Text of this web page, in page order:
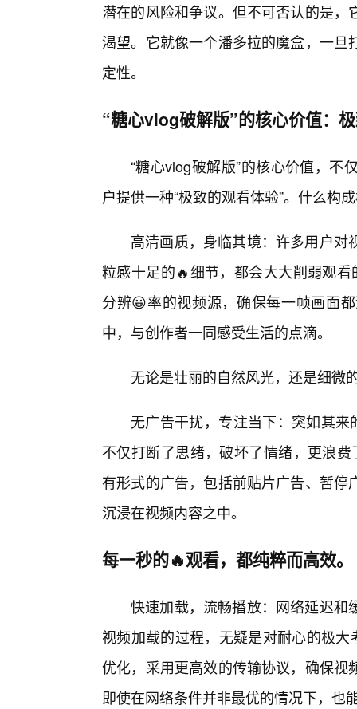
潜在的风险和争议。但不可否认的是
渴望。它就像一个潘多拉的魔盒，一
定性。
“糖心vlog破解版”的核心价值：
“糖心vlog破解版”的核心价值，不
户提供一种“极致的观看体验”。什么构
高清画质，身临其境：许多用户
粒感十足的🔥细节，都会大大削弱观
分辨😀率的视频源，确保每一帧画面
中，与创作者一同感受生活的点滴。
无论是壮丽的自然风光，还是细微
无广告干扰，专注当下：突如其来
不仅打断了思绪，破坏了情绪，更浪
有形式的广告，包括前贴片广告、暂
沉浸在视频内容之中。
每一秒的🔥观看，都纯粹而高效。
快速加载，流畅播放：网络延迟和
视频加载的过程，无疑是对耐心的极
优化，采用更高效的传输协议，确保
即使在网络条件并非最优的情况下，也